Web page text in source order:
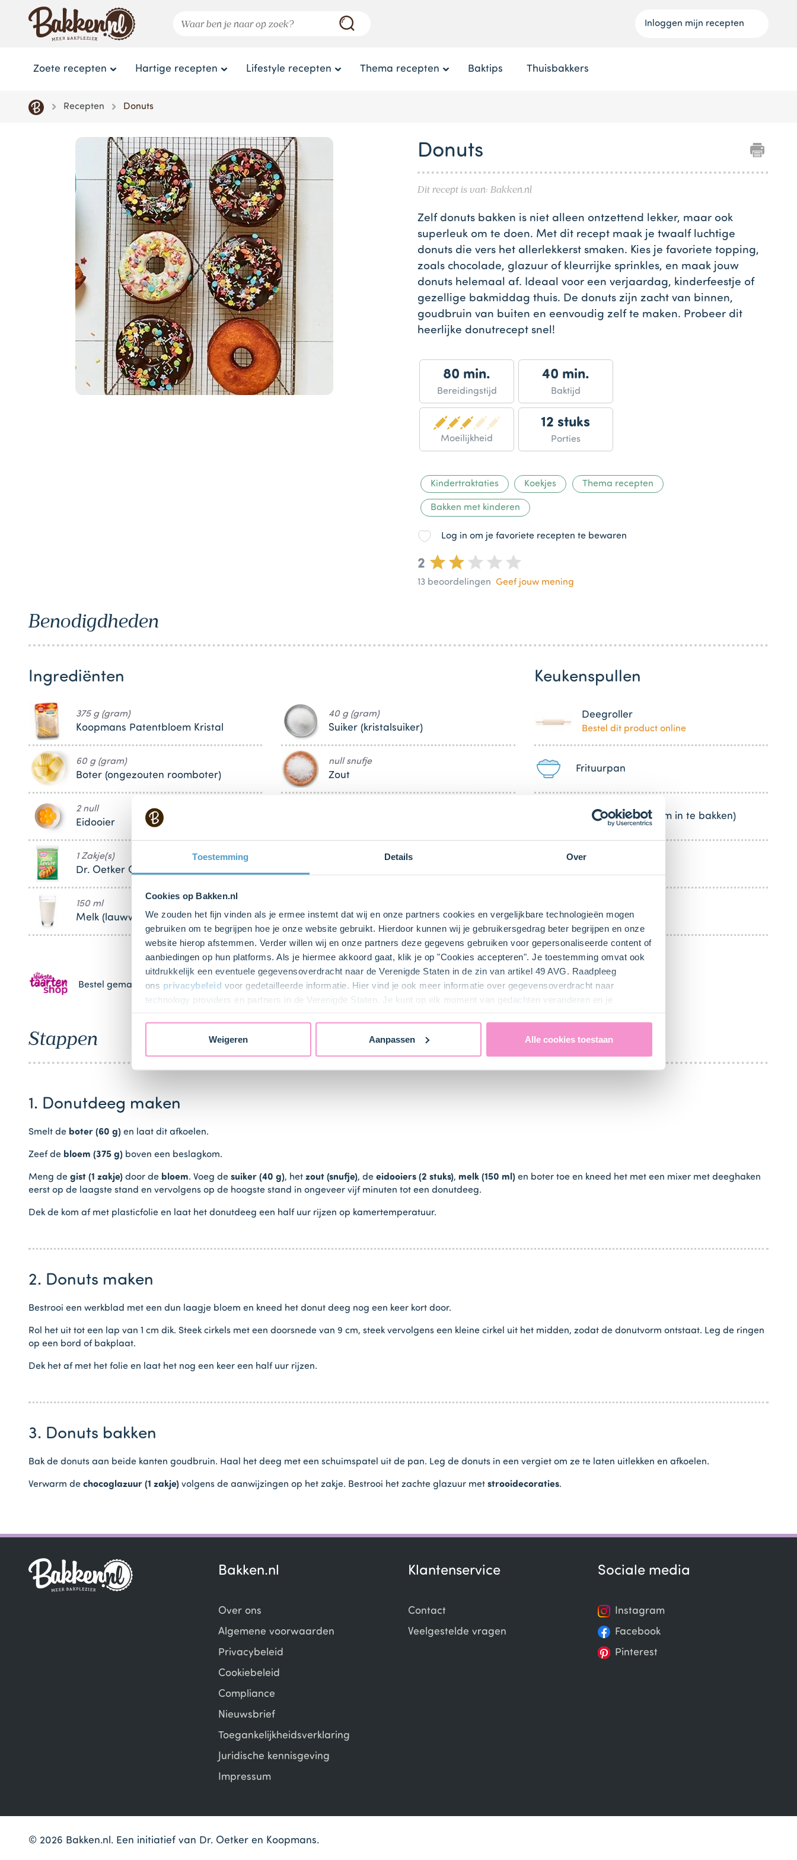
Toestemming Details Over
Cookies op Bakken.nl
We zouden het fijn vinden als je ermee instemt dat wij en onze partners cookies en vergelijkbare technologieën mogen
gebruiken om te begrijpen hoe je onze website gebruikt. Hierdoor kunnen wij je gebruikersgedrag beter begrijpen en onze
website hierop afstemmen. Verder willen wij en onze partners deze gegevens gebruiken voor gepersonaliseerde content of
aanbiedingen op hun platforms. Als je hiermee akkoord gaat, klik je op "Cookies accepteren". Je toestemming omvat ook
uitdrukkelijk een eventuele gegevensoverdracht naar de Verenigde Staten in de zin van artikel 49 AVG. Raadpleeg
ons privacybeleid voor gedetailleerde informatie. Hier vind je ook meer informatie over gegevensoverdracht naar
technology providers en partners in de Verenigde Staten. Je kunt op elk moment van gedachten veranderen en je
Weigeren Aanpassen Alle cookies toestaan
Inloggen mijn recepten
Zoete recepten Hartige recepten Lifestyle recepten Thema recepten Baktips Thuisbakkers
Recepten Donuts
Donuts
Dit recept is van: Bakken.nl
Zelf donuts bakken is niet alleen ontzettend lekker, maar ook
superleuk om te doen. Met dit recept maak je twaalf luchtige
donuts die vers het allerlekkerst smaken. Kies je favoriete topping,
zoals chocolade, glazuur of kleurrijke sprinkles, en maak jouw
donuts helemaal af. Ideaal voor een verjaardag, kinderfeestje of
gezellige bakmiddag thuis. De donuts zijn zacht van binnen,
goudbruin van buiten en eenvoudig zelf te maken. Probeer dit
heerlijke donutrecept snel!
80 min.
Bereidingstijd
40 min.
Baktijd
Moeilijkheid
12 stuks
Porties
Kindertraktaties Koekjes Thema recepten
Bakken met kinderen
Log in om je favoriete recepten te bewaren
2
13 beoordelingen Geef jouw mening
Benodigdheden
Ingrediënten
375 g (gram)
Koopmans Patentbloem Kristal
60 g (gram)
Boter (ongezouten roomboter)
2 null
Eidooier
1 Zakje(s)
Dr. Oetker Gist
150 ml
Melk (lauwwarm 40°C)
40 g (gram)
Suiker (kristalsuiker)
null snufje
Zout
Keukenspullen
Deegroller
Bestel dit product online
Frituurpan
Zonnebloemolie (om in te bakken)
Zeefje
Bestel gemakkelijk en snel je bakproducten bij ons zusjeDeLeuksteTaartenshop
Stappen
1. Donutdeeg maken
Smelt de boter (60 g) en laat dit afkoelen.
Zeef de bloem (375 g) boven een beslagkom.
Meng de gist (1 zakje) door de bloem. Voeg de suiker (40 g), het zout (snufje), de eidooiers (2 stuks), melk (150 ml) en boter toe en kneed het met een mixer met deeghaken
eerst op de laagste stand en vervolgens op de hoogste stand in ongeveer vijf minuten tot een donutdeeg.
Dek de kom af met plasticfolie en laat het donutdeeg een half uur rijzen op kamertemperatuur.
2. Donuts maken
Bestrooi een werkblad met een dun laagje bloem en kneed het donut deeg nog een keer kort door.
Rol het uit tot een lap van 1 cm dik. Steek cirkels met een doorsnede van 9 cm, steek vervolgens een kleine cirkel uit het midden, zodat de donutvorm ontstaat. Leg de ringen
op een bord of bakplaat.
Dek het af met het folie en laat het nog een keer een half uur rijzen.
3. Donuts bakken
Bak de donuts aan beide kanten goudbruin. Haal het deeg met een schuimspatel uit de pan. Leg de donuts in een vergiet om ze te laten uitlekken en afkoelen.
Verwarm de chocoglazuur (1 zakje) volgens de aanwijzingen op het zakje. Bestrooi het zachte glazuur met strooidecoraties.
Bakken.nl
Over ons
Algemene voorwaarden
Privacybeleid
Cookiebeleid
Compliance
Nieuwsbrief
Toegankelijkheidsverklaring
Juridische kennisgeving
Impressum
Klantenservice
Contact
Veelgestelde vragen
Sociale media
Instagram
Facebook
Pinterest
© 2026 Bakken.nl. Een initiatief van Dr. Oetker en Koopmans.